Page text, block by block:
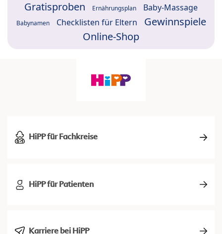
Gratisproben Ernährungsplan Baby-Massage
Babynamen Checklisten für Eltern
Gewinnspiele
Online-Shop
HiPP für Fachkreise
HiPP für Patienten
Karriere bei HiPP